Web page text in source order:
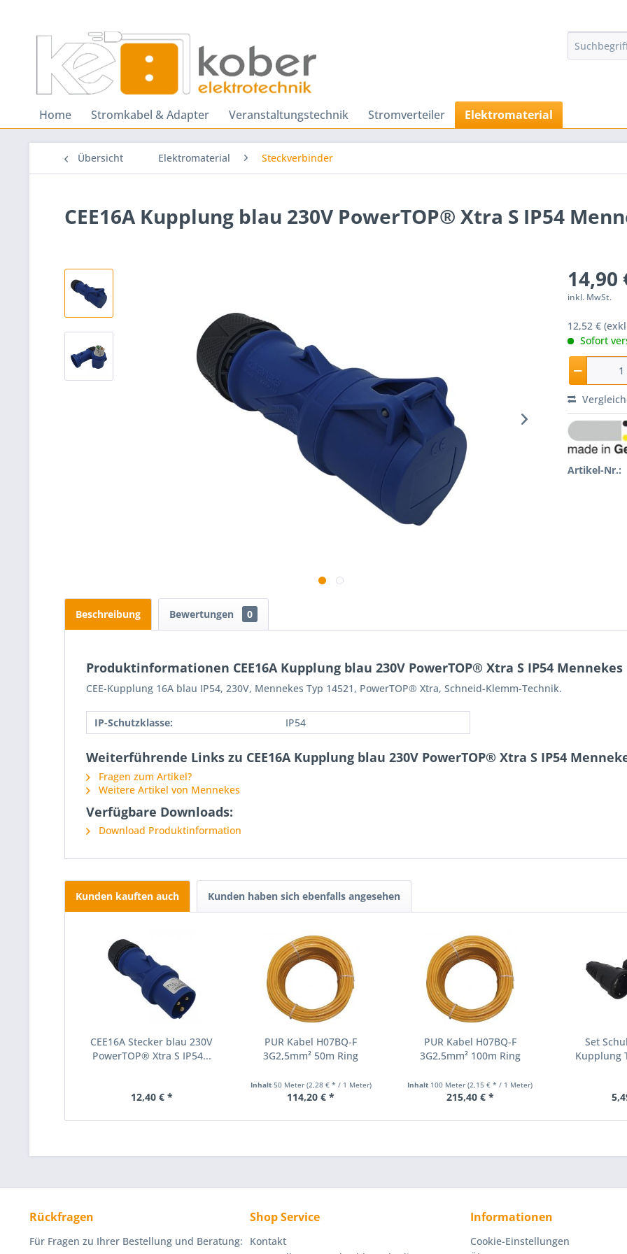
Home Stromkabel & Adapter Veranstaltungstechnik Stromverteiler Elektromaterial
Übersicht Elektromaterial Steckverbinder
CEE16A Kupplung blau 230V PowerTOP® Xtra S IP54
14,90
inkl. MwSt.
12,52 €
Sofort
Artikel-Nr.:
Beschreibung Bewertungen 0
Produktinformationen CEE16A Kupplung blau 230V PowerTOP® Xtra S IP54 Mennekes
CEE-Kupplung 16A blau IP54, 230V, Mennekes Typ 14521, PowerTOP® Xtra, Schneid-Klemm-Technik.
IP-Schutzklasse: IP54
Weiterführende Links zu CEE16A Kupplung blau 230V PowerTOP® Xtra S IP54
Fragen zum Artikel?
Weitere Artikel von Mennekes
Verfügbare Downloads:
Download Produktinformation
Kunden kauften auch Kunden haben sich ebenfalls angesehen
CEE16A Stecker blau 230V
PowerTOP® Xtra S IP54...
12,40 € *
PUR Kabel H07BQ-F
3G2,5mm² 50m Ring
Inhalt 50 Meter (2,28 € * / 1 Meter)
114,20 € *
PUR Kabel H07BQ-F
3G2,5mm² 100m Ring
Inhalt 100 Meter(2,15 € * / 1 Meter)
215,40 € *
Set
Kupplung
Rückfragen
Für Fragen zu Ihrer Bestellung und Beratung:
Shop Service
Kontakt
Informationen
Cookie-Einstellungen